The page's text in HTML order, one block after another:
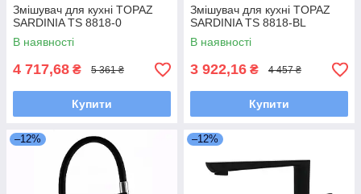
Змішувач для кухні TOPAZ
SARDINIA TS 8818-0
В наявності
4 717,68 ₴ 5 361 ₴
Купити
Змішувач для кухні TOPAZ
SARDINIA TS 8818-BL
В наявності
3 922,16 ₴ 4 457 ₴
Купити
–12% –12%